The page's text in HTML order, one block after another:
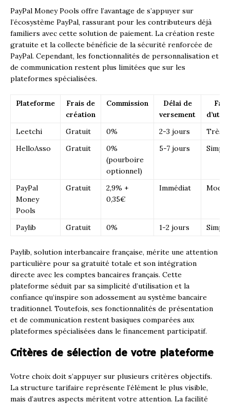
PayPal Money Pools offre l’avantage de s’appuyer sur
l’écosystème PayPal, rassurant pour les contributeurs déjà
familiers avec cette solution de paiement. La création reste
gratuite et la collecte bénéficie de la sécurité renforcée de
PayPal. Cependant, les fonctionnalités de personnalisation et
de communication restent plus limitées que sur les
plateformes spécialisées.
Plateforme
Frais de
création
Commission
Délai de
versement
Leetchi
Gratuit 0% 2-3 jours
Très
HelloAsso
Gratuit
0%
(pourboire
optionnel)
5-7 jours Simple
PayPal
Money
Pools
Gratuit
2,9% +
0,35€
Immédiat
Paylib Gratuit 0% 1-2 jours Simple
Paylib, solution interbancaire française, mérite une attention
particulière pour sa gratuité totale et son intégration
directe avec les comptes bancaires français. Cette
plateforme séduit par sa simplicité d’utilisation et la
confiance qu’inspire son adossement au système bancaire
traditionnel. Toutefois, ses fonctionnalités de présentation
et de communication restent basiques comparées aux
plateformes spécialisées dans le financement participatif.
Critères de sélection de votre plateforme
Votre choix doit s’appuyer sur plusieurs critères objectifs.
La structure tarifaire représente l’élément le plus visible,
mais d’autres aspects méritent votre attention. La facilité